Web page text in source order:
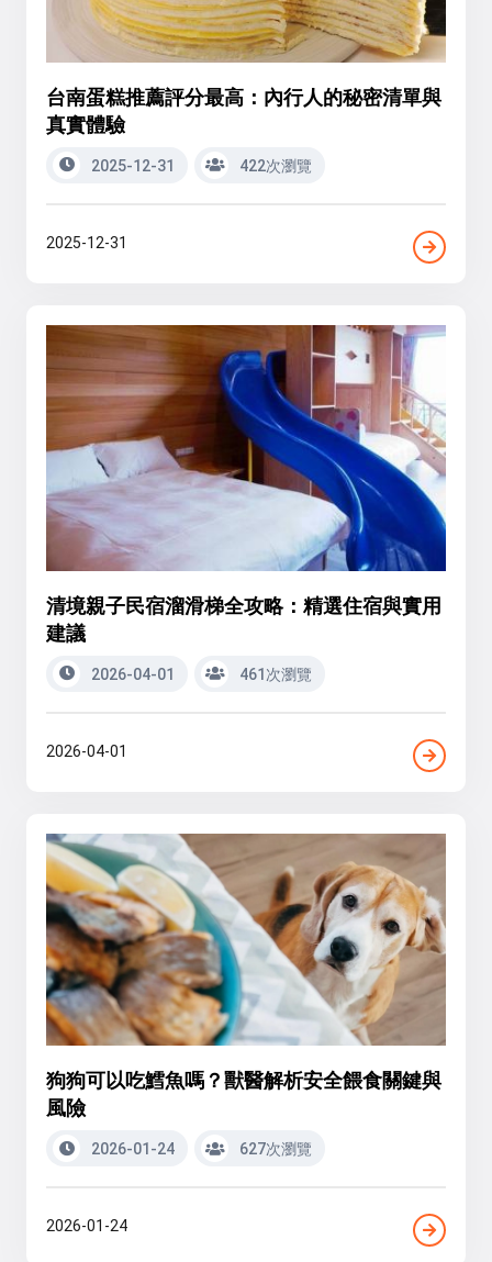
台南蛋糕推薦評分最高：內行人的秘密清單與
真實體驗
2025-12-31 422次瀏覽
2025-12-31
清境親子民宿溜滑梯全攻略：精選住宿與實用
建議
2026-04-01 461次瀏覽
2026-04-01
狗狗可以吃鱈魚嗎？獸醫解析安全餵食關鍵與
風險
2026-01-24 627次瀏覽
2026-01-24